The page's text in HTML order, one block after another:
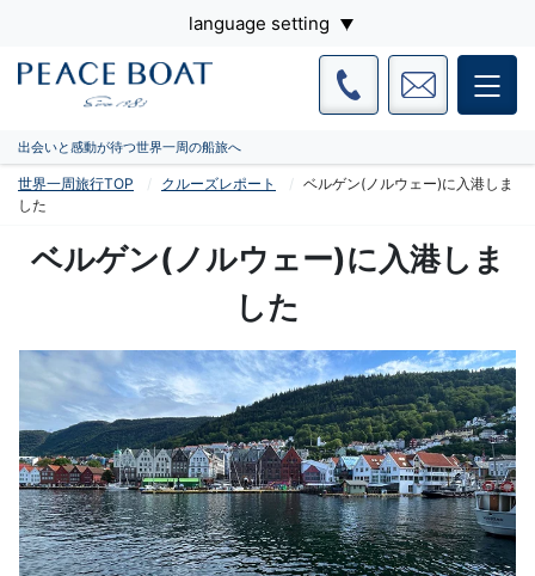
language setting
出会いと感動が待つ世界一周の船旅へ
世界一周旅行TOP クルーズレポート
ベルゲン(ノルウェー)に入港しま
した
ベルゲン(ノルウェー)に入港しま
した